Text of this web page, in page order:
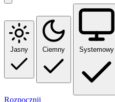
Jasny Ciemny Systemowy
Rozpocznij